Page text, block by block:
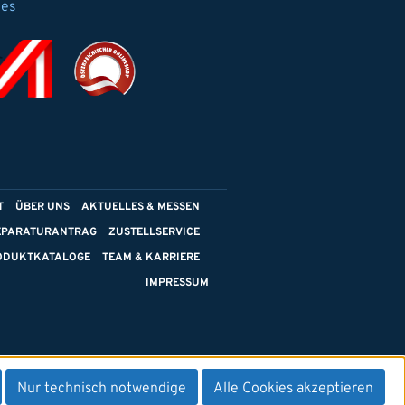
ÜBER UNS
AKTUELLES & MESSEN
ZUSTELLSERVICE
TEAM & KARRIERE
IMPRESSUM
Nur technisch notwendige Alle Cookies akzeptieren